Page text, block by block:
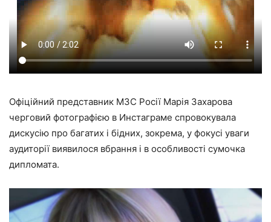
Офіційний представник МЗС Росії Марія Захарова
черговий фотографією в Инстаграме спровокувала
дискусію про багатих і бідних, зокрема, у фокусі уваги
аудиторії виявилося вбрання і в особливості сумочка
дипломата.